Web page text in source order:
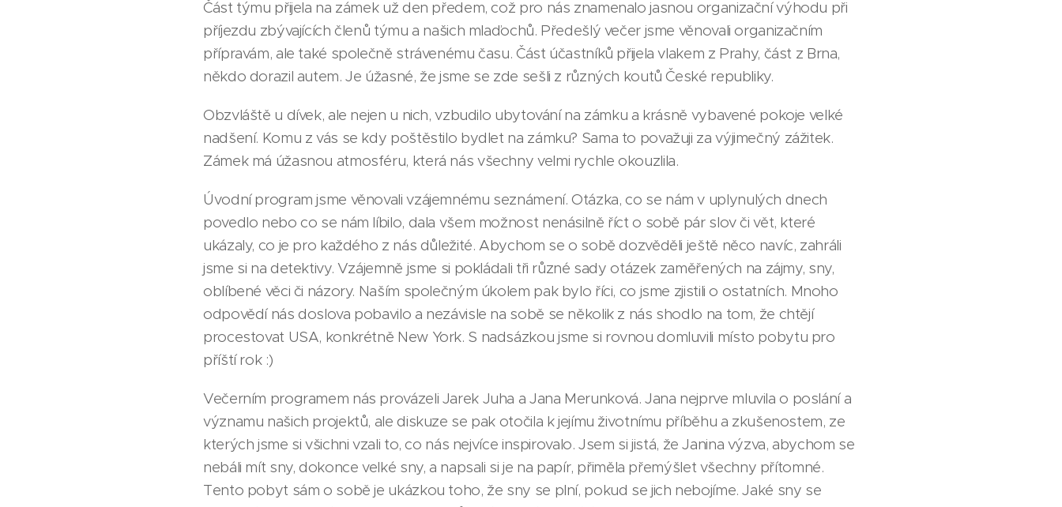
Část týmu přijela na zámek už den předem, což pro nás znamenalo jasnou organizační výhodu při
příjezdu zbývajících členů týmu a našich mlaďochů. Předešlý večer jsme věnovali organizačním
přípravám, ale také společně strávenému času. Část účastníků přijela vlakem z Prahy, část z Brna,
někdo dorazil autem. Je úžasné, že jsme se zde sešli z různých koutů České republiky.
Obzvláště u dívek, ale nejen u nich, vzbudilo ubytování na zámku a krásně vybavené pokoje velké
nadšení. Komu z vás se kdy poštěstilo bydlet na zámku? Sama to považuji za výjimečný zážitek.
Zámek má úžasnou atmosféru, která nás všechny velmi rychle okouzlila.
Úvodní program jsme věnovali vzájemnému seznámení. Otázka, co se nám v uplynulých dnech
povedlo nebo co se nám líbilo, dala všem možnost nenásilně říct o sobě pár slov či vět, které
ukázaly, co je pro každého z nás důležité. Abychom se o sobě dozvěděli ještě něco navíc, zahráli
jsme si na detektivy. Vzájemně jsme si pokládali tři různé sady otázek zaměřených na zájmy, sny,
oblíbené věci či názory. Naším společným úkolem pak bylo říci, co jsme zjistili o ostatních. Mnoho
odpovědí nás doslova pobavilo a nezávisle na sobě se několik z nás shodlo na tom, že chtějí
procestovat USA, konkrétně New York. S nadsázkou jsme si rovnou domluvili místo pobytu pro
příští rok :)
Večerním programem nás provázeli Jarek Juha a Jana Merunková. Jana nejprve mluvila o poslání a
významu našich projektů, ale diskuze se pak otočila k jejímu životnímu příběhu a zkušenostem, ze
kterých jsme si všichni vzali to, co nás nejvíce inspirovalo. Jsem si jistá, že Janina výzva, abychom se
nebáli mít sny, dokonce velké sny, a napsali si je na papír, přiměla přemýšlet všechny přítomné.
Tento pobyt sám o sobě je ukázkou toho, že sny se plní, pokud se jich nebojíme. Jaké sny se